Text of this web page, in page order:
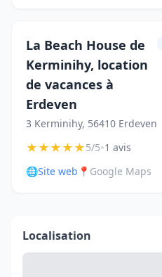
La Beach House de
Kerminihy, location
de vacances à
Erdeven
3 Kerminihy, 56410 Erdeven
★★★★★5/5•1 avis
🌐Site web 📍 Google Maps
Localisation